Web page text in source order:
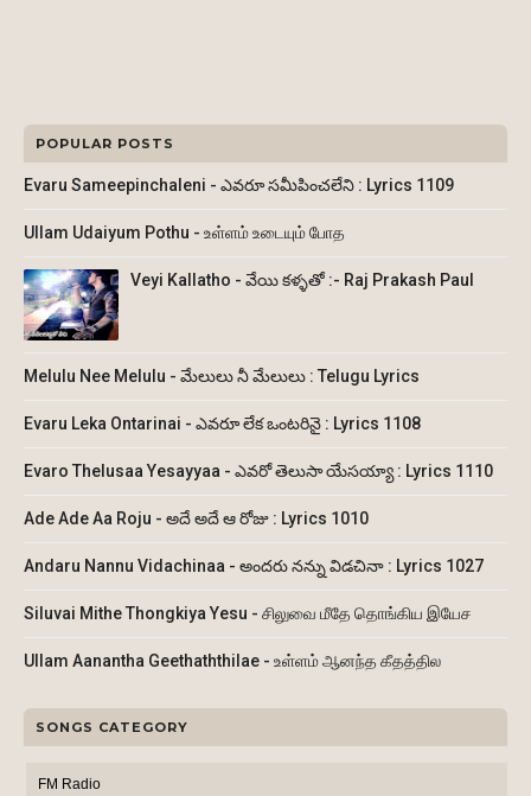
POPULAR POSTS
Evaru Sameepinchaleni - ఎవరూ సమీపించలేని : Lyrics 1109
Ullam Udaiyum Pothu - உள்ளம் உடையும் போத
Veyi Kallatho - వేయి కళ్ళతో :- Raj Prakash Paul
Melulu Nee Melulu - మేలులు నీ మేలులు : Telugu Lyrics
Evaru Leka Ontarinai - ఎవరూ లేక ఒంటరినై : Lyrics 1108
Evaro Thelusaa Yesayyaa - ఎవరో తెలుసా యేసయ్యా : Lyrics 1110
Ade Ade Aa Roju - అదే అదే ఆ రోజు : Lyrics 1010
Andaru Nannu Vidachinaa - అందరు నన్ను విడచినా : Lyrics 1027
Siluvai Mithe Thongkiya Yesu - சிலுவை மீதே தொங்கிய இயேச
Ullam Aanantha Geethaththilae - உள்ளம் ஆனந்த கீதத்தில
SONGS CATEGORY
FM Radio